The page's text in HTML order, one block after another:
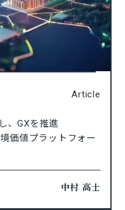
Article
、GXを推進
価値プラットフォー
中村 高士